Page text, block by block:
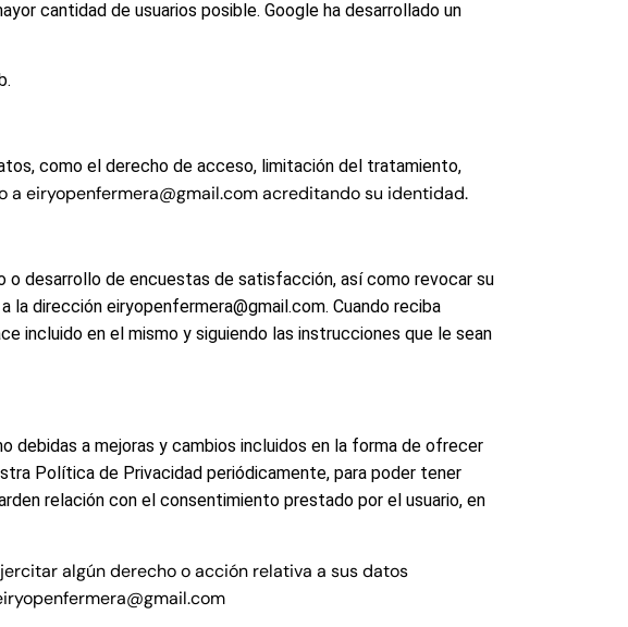
cantidad de usuarios posible. Google ha desarrollado un
como el derecho de acceso, limitación del tratamiento,
a eiryopenfermera@gmail.com acreditando su identidad.
o desarrollo de encuestas de satisfacción, así como revocar su
dirección eiryopenfermera@gmail.com. Cuando reciba
incluido en el mismo y siguiendo las instrucciones que le sean
debidas a mejoras y cambios incluidos en la forma de ofrecer
Política de Privacidad periódicamente, para poder tener
relación con el consentimiento prestado por el usuario, en
algún derecho o acción relativa a sus datos